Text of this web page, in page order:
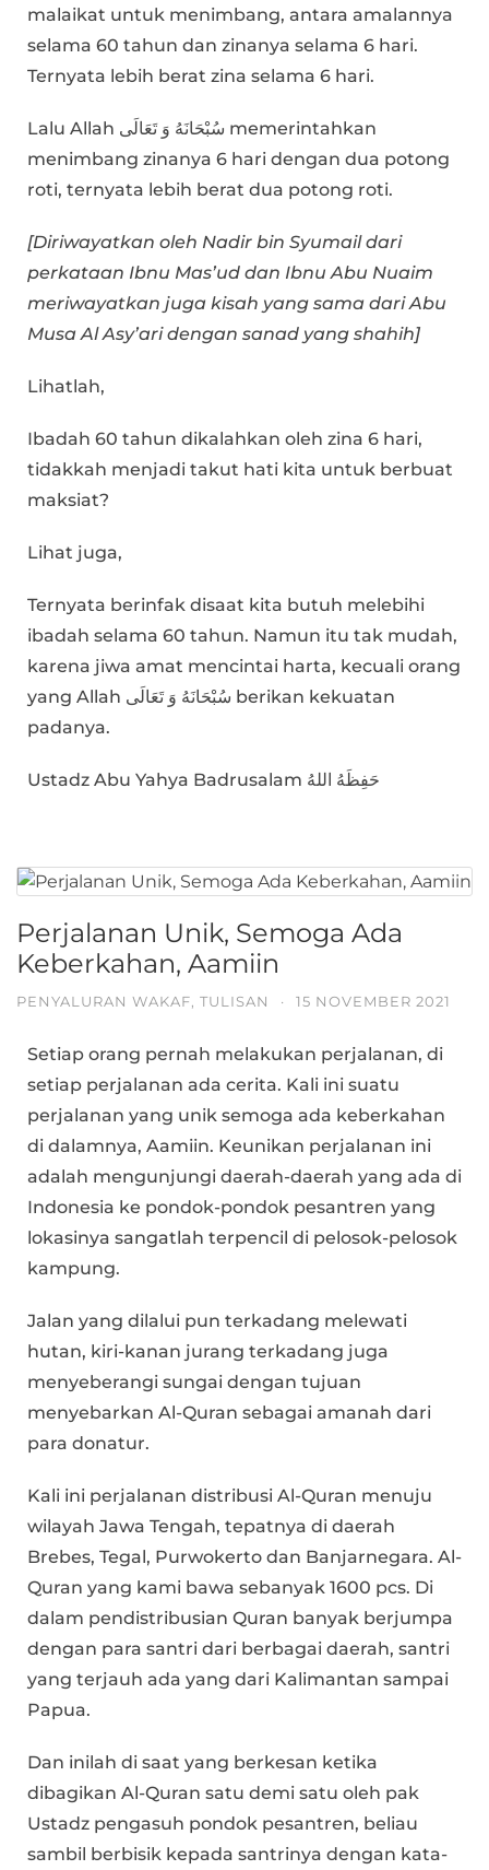
malaikat untuk menimbang, antara amalannya
selama 60 tahun dan zinanya selama 6 hari.
Ternyata lebih berat zina selama 6 hari.
Lalu Allah سُبْحَانَهُ وَ تَعَالَى memerintahkan
menimbang zinanya 6 hari dengan dua potong
roti, ternyata lebih berat dua potong roti.
[Diriwayatkan oleh Nadir bin Syumail dari
perkataan Ibnu Mas’ud dan Ibnu Abu Nuaim
meriwayatkan juga kisah yang sama dari Abu
Musa Al Asy’ari dengan sanad yang shahih]
Lihatlah,
Ibadah 60 tahun dikalahkan oleh zina 6 hari,
tidakkah menjadi takut hati kita untuk berbuat
maksiat?
Lihat juga,
Ternyata berinfak disaat kita butuh melebihi
ibadah selama 60 tahun. Namun itu tak mudah,
karena jiwa amat mencintai harta, kecuali orang
yang Allah سُبْحَانَهُ وَ تَعَالَى berikan kekuatan
padanya.
Ustadz Abu Yahya Badrusalam حَفِظَهُ اللهُ
Perjalanan Unik, Semoga Ada
Keberkahan, Aamiin
PENYALURAN WAKAF, TULISAN · 15 NOVEMBER 2021
Setiap orang pernah melakukan perjalanan, di
setiap perjalanan ada cerita. Kali ini suatu
perjalanan yang unik semoga ada keberkahan
di dalamnya, Aamiin. Keunikan perjalanan ini
adalah mengunjungi daerah-daerah yang ada di
Indonesia ke pondok-pondok pesantren yang
lokasinya sangatlah terpencil di pelosok-pelosok
kampung.
Jalan yang dilalui pun terkadang melewati
hutan, kiri-kanan jurang terkadang juga
menyeberangi sungai dengan tujuan
menyebarkan Al-Quran sebagai amanah dari
para donatur.
Kali ini perjalanan distribusi Al-Quran menuju
wilayah Jawa Tengah, tepatnya di daerah
Brebes, Tegal, Purwokerto dan Banjarnegara. Al-
Quran yang kami bawa sebanyak 1600 pcs. Di
dalam pendistribusian Quran banyak berjumpa
dengan para santri dari berbagai daerah, santri
yang terjauh ada yang dari Kalimantan sampai
Papua.
Dan inilah di saat yang berkesan ketika
dibagikan Al-Quran satu demi satu oleh pak
Ustadz pengasuh pondok pesantren, beliau
sambil berbisik kepada santrinya dengan kata-